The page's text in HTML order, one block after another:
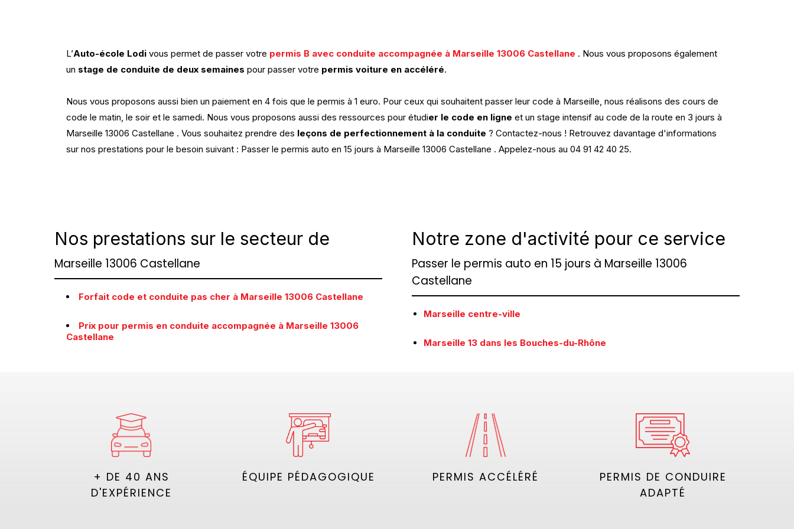
L’Auto-école Lodi vous permet de passer votre permis B avec conduite accompagnée à Marseille 13006 Castellane . Nous vous proposons également
un stage de conduite de deux semaines pour passer votre permis voiture en accéléré.
Nous vous proposons aussi bien un paiement en 4 fois que le permis à 1 euro. Pour ceux qui souhaitent passer leur code à Marseille, nous réalisons des cours de
code le matin, le soir et le samedi. Nous vous proposons aussi des ressources pour étudier le code en ligne et un stage intensif au code de la route en 3 jours à
Marseille 13006 Castellane . Vous souhaitez prendre des leçons de perfectionnement à la conduite ? Contactez-nous ! Retrouvez davantage d'informations
sur nos prestations pour le besoin suivant : Passer le permis auto en 15 jours à Marseille 13006 Castellane . Appelez-nous au 04 91 42 40 25.
Nos prestations sur le secteur de
Marseille 13006 Castellane
Forfait code et conduite pas cher à Marseille 13006 Castellane
Prix pour permis en conduite accompagnée à Marseille 13006
Castellane
Notre zone d'activité pour ce service
Passer le permis auto en 15 jours à Marseille 13006
Castellane
Marseille centre-ville
Marseille 13 dans les Bouches-du-Rhône
+ DE 40 ANS
D'EXPÉRIENCE
ÉQUIPE PÉDAGOGIQUE PERMIS ACCÉLÉRÉ
PERMIS DE CONDUIRE
ADAPTÉ